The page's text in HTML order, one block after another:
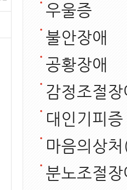
우울증
불안장애
공황장애
감정조절
대인기피증
마음의상
분노조절